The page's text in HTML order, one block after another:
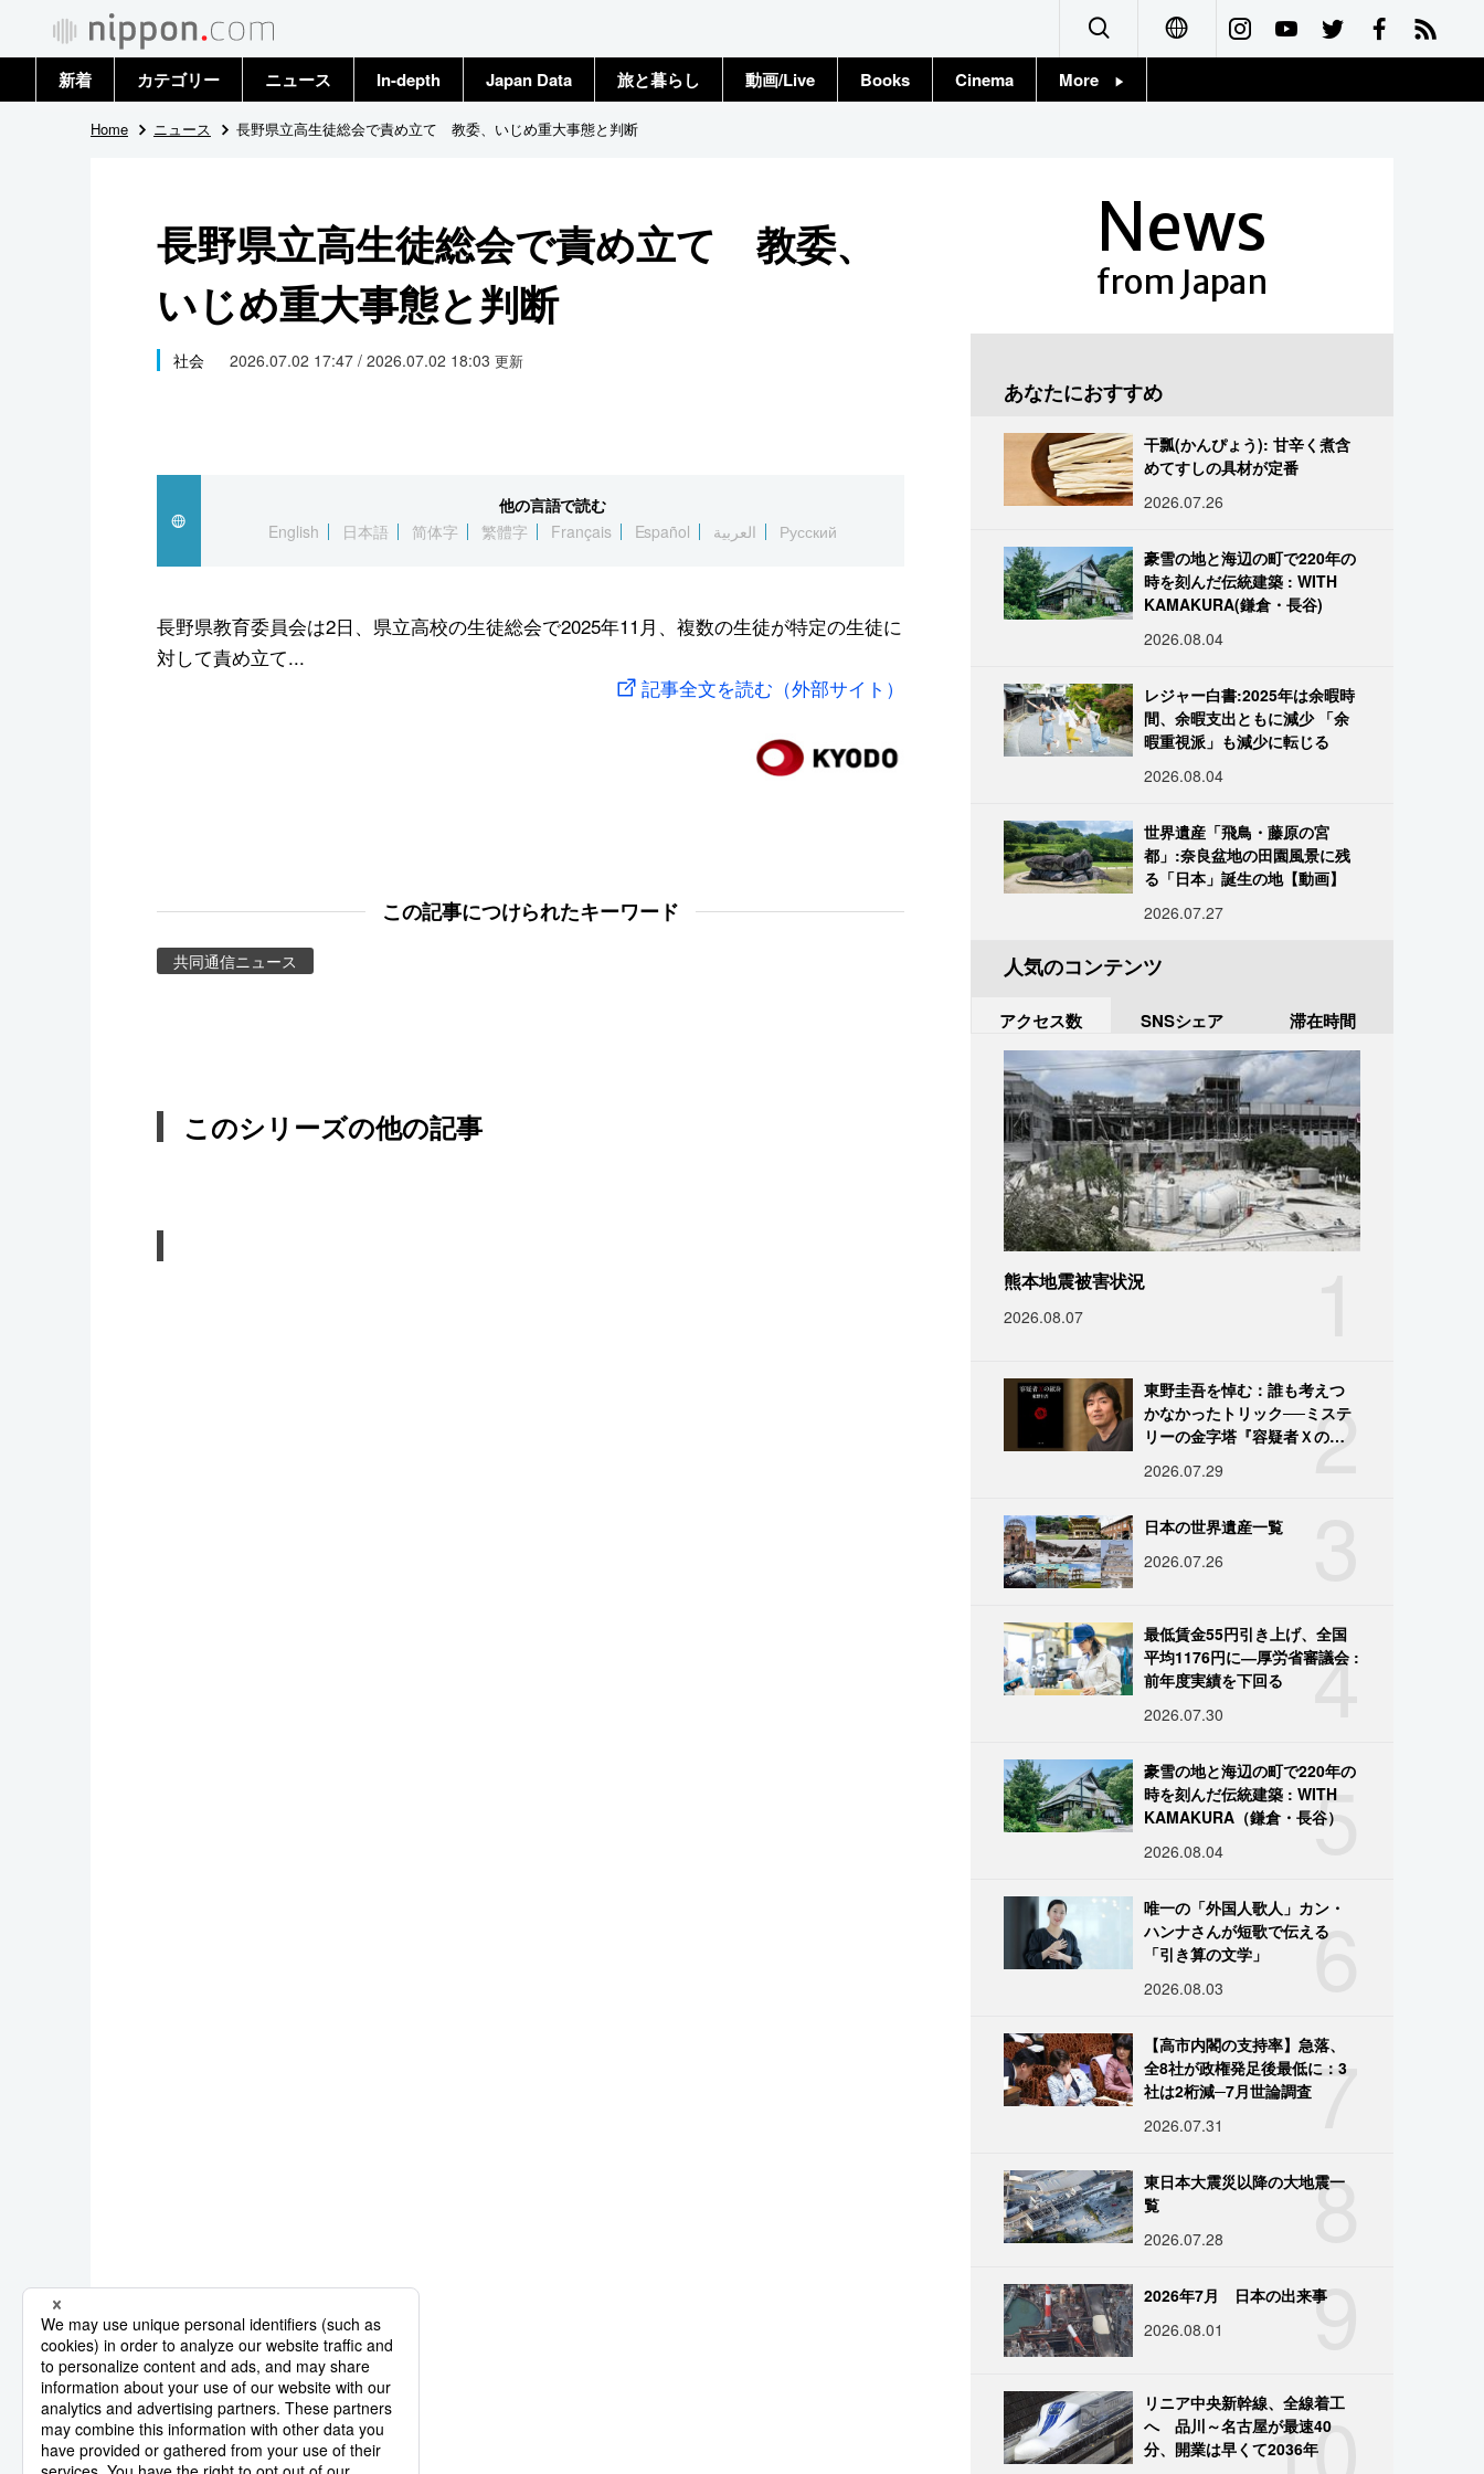
Français
新着 カテゴリー
政治・外交
国際
社会
文化
スポーツ・東京2020
ニュース
トップ
In-depth Japan Data 旅と暮らし 動画/Live Books Cinema More
Home ニュース 長野県立高生徒総会で責め立て 教委、いじめ重大事態と判断
長野県立高生徒総会で責め立て 教委、
いじめ重大事態と判断
社会 2026.07.02 17:47 / 2026.07.02 18:03 更新
他の言語で読む
English
日本語 简体字 繁體字 Français Español العربية Русский
長野県教育委員会は2日、県立高校の生徒総会で2025年11月、複数の生徒が特定の生徒に
対して責め立て...
記事全文を読む（外部サイト）
この記事につけられたキーワード
共同通信ニュース
このシリーズの他の記事
News
from Japan
あなたにおすすめ
干瓢(かんぴょう): 甘辛く煮含
めてすしの具材が定番
2026.07.26
豪雪の地と海辺の町で220年の
時を刻んだ伝統建築 : WITH
KAMAKURA(鎌倉・長谷)
2026.08.04
レジャー白書:2025年は余暇時
間、余暇支出ともに減少 「余
暇重視派」も減少に転じる
2026.08.04
世界遺産「飛鳥・藤原の宮
都」:奈良盆地の田園風景に残
る「日本」誕生の地【動画】
2026.07.27
人気のコンテンツ
アクセス数 SNSシェア 滞在時間
熊本地震被害状況
2026.08.07
2
東野圭吾を悼む：誰も考えつ
かなかったトリック──ミステ
リーの金字塔『容疑者Ｘの献
2026.07.29
日本の世界遺産一覧
2026.07.26
4
最低賃金55円引き上げ、全国
平均1176円に―厚労省審議会 :
前年度実績を下回る
2026.07.30
5
豪雪の地と海辺の町で220年の
時を刻んだ伝統建築 : WITH
KAMAKURA（鎌倉・長谷）
2026.08.04
6
唯一の「外国人歌人」カン・
ハンナさんが短歌で伝える
「引き算の文学」
2026.08.03
7
【高市内閣の支持率】急落、
全8社が政権発足後最低に：3
社は2桁減─7月世論調査
2026.07.31
8
東日本大震災以降の大地震一
覧
2026.07.28
9
2026年7月 日本の出来事
2026.08.01
10
リニア中央新幹線、全線着工
へ 品川～名古屋が最速40
分、開業は早くて2036年